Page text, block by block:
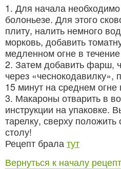
1. Для начала необходимо
болоньезе. Для этого
плиту, налить немного
морковь, добавить
медленном огне в
2. Затем добавить фарш,
через «чеснокодавилку»,
15 минут на среднем
3. Макароны отварить в
инструкции на упаковке.
тарелку, сверху положить
столу!
Рецепт брала тут
Вернуться к началу